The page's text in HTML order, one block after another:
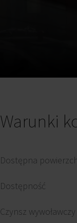
Warunki
Dostępna
Dostępność
Czynsz wywoławczy